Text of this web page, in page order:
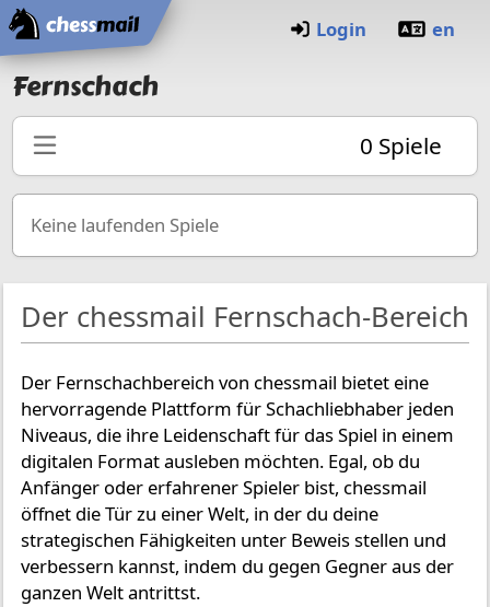
Startseite
Login en
Fernschach
0 Spiele
Keine laufenden Spiele
Der chessmail Fernschach-Bereich
Der Fernschachbereich von chessmail bietet eine
hervorragende Plattform für Schachliebhaber jeden
Niveaus, die ihre Leidenschaft für das Spiel in einem
digitalen Format ausleben möchten. Egal, ob du
Anfänger oder erfahrener Spieler bist, chessmail
öffnet die Tür zu einer Welt, in der du deine
strategischen Fähigkeiten unter Beweis stellen und
verbessern kannst, indem du gegen Gegner aus der
ganzen Welt antrittst.